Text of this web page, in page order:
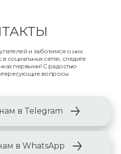
и заботимся о них.
социальных сетях, следите
первыми! С радостью
вопросы.
в Telegram
в WhatsApp